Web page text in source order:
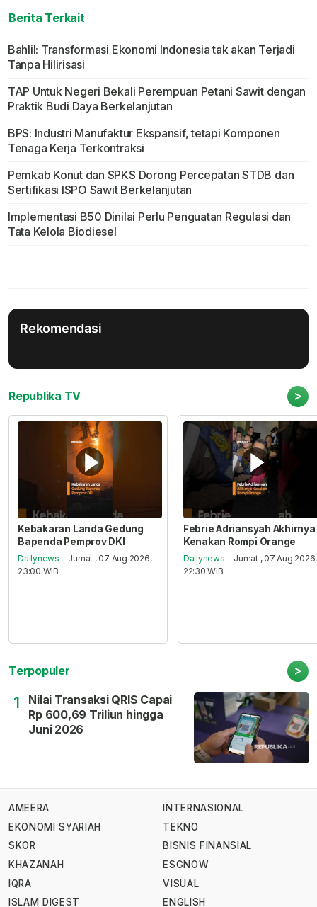
Berita Terkait
Bahlil: Transformasi Ekonomi Indonesia tak akan Terjadi
Tanpa Hilirisasi
TAP Untuk Negeri Bekali Perempuan Petani Sawit dengan
Praktik Budi Daya Berkelanjutan
BPS: Industri Manufaktur Ekspansif, tetapi Komponen
Tenaga Kerja Terkontraksi
Pemkab Konut dan SPKS Dorong Percepatan STDB dan
Sertifikasi ISPO Sawit Berkelanjutan
Implementasi B50 Dinilai Perlu Penguatan Regulasi dan
Tata Kelola Biodiesel
Rekomendasi
Republika TV >
Kebakaran Landa Gedung
Bapenda Pemprov DKI
Dailynews - Jumat , 07 Aug 2026,
23:00 WIB
Febrie Adriansyah Akhirnya
Kenakan Rompi Orange
Dailynews - Jumat , 07 Aug 2026,
22:30 WIB
Terpopuler >
1
Nilai Transaksi QRIS Capai
Rp 600,69 Triliun hingga
Juni 2026
AMEERA
EKONOMI SYARIAH
SKOR
KHAZANAH
IQRA
ISLAM DIGEST
INTERNASIONAL
TEKNO
BISNIS FINANSIAL
ESGNOW
VISUAL
ENGLISH